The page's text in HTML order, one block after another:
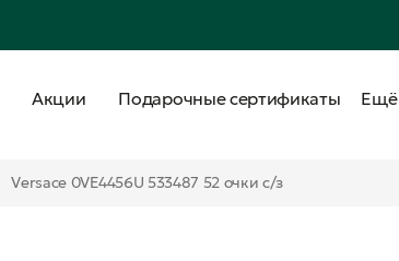
Акции Подарочные сертификаты Ещё
Versace 0VE4456U 533487 52 очки с/з